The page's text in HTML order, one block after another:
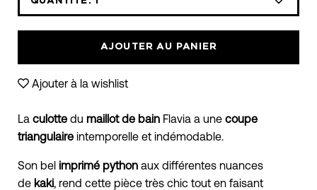
déroulante
des
AJOUTER AU PANIER
Ajouter à la wishlist
La culotte du maillot de bain Flavia a une coupe
triangulaire intemporelle et indémodable.
Son bel imprimé python aux différentes nuances
de kaki, rend cette pièce très chic tout en faisant